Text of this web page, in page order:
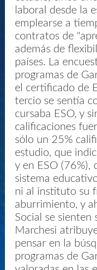
laboral desde la
emplearse a
contratos de
además de
países. La
programas de
el certificado de
tercio se sentía
cursaba ESO, y
calificaciones
sólo un 25%
estudio, que
y en ESO (76%),
sistema
ni al instituto su
aburrimiento, y
Social se sienten
Marchesi
pensar en la
programas de